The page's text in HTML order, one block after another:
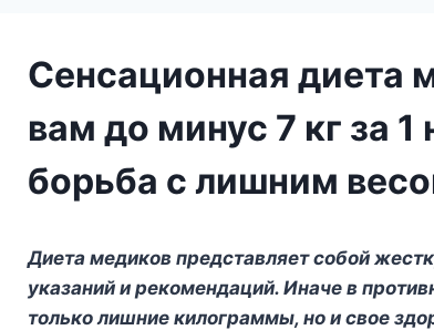
Сенсационная диета
вам до минус 7 кг за
борьба с лишним
Диета медиков представляет собой
указаний и рекомендаций. Иначе в
только лишние килограммы, но и свое